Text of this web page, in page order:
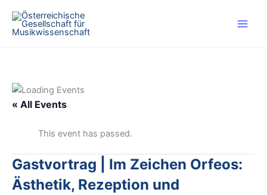
content
« All Events
This event has passed.
Gastvortrag | Im Zeichen Orfeos:
Ästhetik, Rezeption und